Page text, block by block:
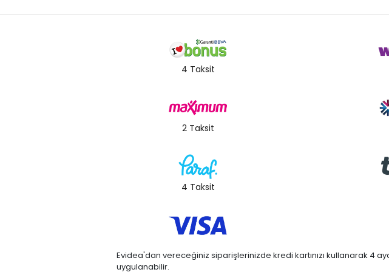
4 Taksit
2 Taksit
4 Taksit
Evidea'dan vereceğiniz siparişlerinizde kredi kartınızı kullanarak 4
uygulanabilir.